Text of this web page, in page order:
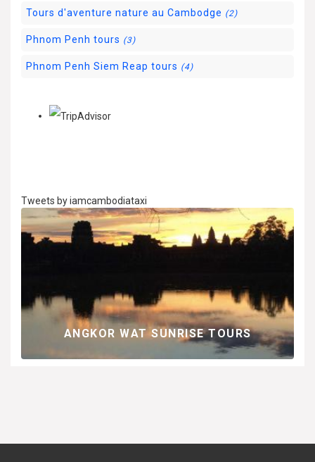
Tours d'aventure nature au Cambodge (2)
Phnom Penh tours (3)
Phnom Penh Siem Reap tours (4)
Tweets by iamcambodiataxi
ANGKOR WAT SUNRISE TOURS